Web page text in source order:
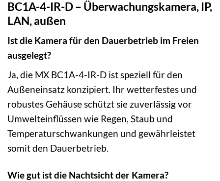
BC1A-4-IR-D – Überwachungskamera, IP,
LAN, außen
Ist die Kamera für den Dauerbetrieb im Freien
ausgelegt?
Ja, die MX BC1A-4-IR-D ist speziell für den
Außeneinsatz konzipiert. Ihr wetterfestes und
robustes Gehäuse schützt sie zuverlässig vor
Umwelteinflüssen wie Regen, Staub und
Temperaturschwankungen und gewährleistet
somit den Dauerbetrieb.
Wie gut ist die Nachtsicht der Kamera?